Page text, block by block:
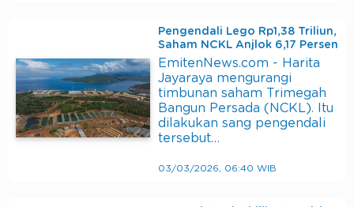
Pengendali Lego Rp1,38 Triliun,
Saham NCKL Anjlok 6,17 Persen
EmitenNews.com - Harita
Jayaraya mengurangi
timbunan saham Trimegah
Bangun Persada (NCKL). Itu
dilakukan sang pengendali
tersebut…
03/03/2026, 06:40 WIB